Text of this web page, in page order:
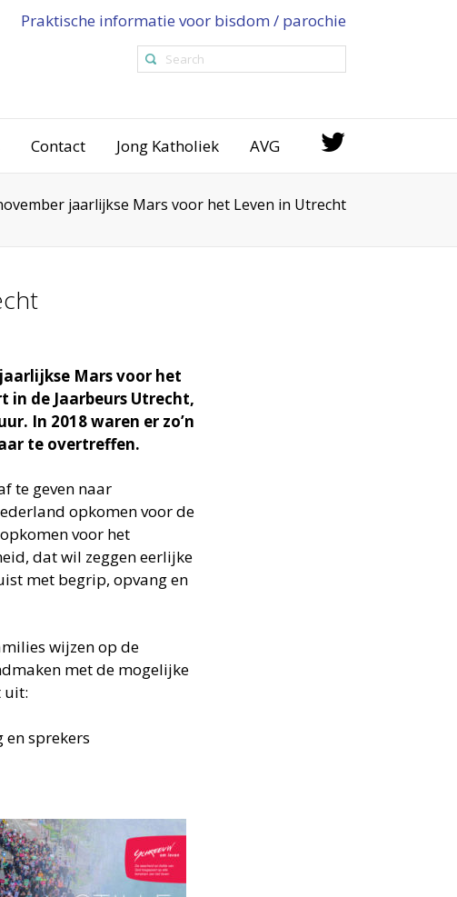
Praktische informatie voor bisdom / parochie
Contact Jong Katholiek AVG
jaarlijkse Mars voor het Leven in Utrecht
Mars voor het
in de Jaarbeurs Utrecht,
In 2018 waren er zo’n
te overtreffen.
te geven naar
opkomen voor de
voor het
dat wil zeggen eerlijke
met begrip, opvang en
wijzen op de
met de mogelijke
uit:
sprekers